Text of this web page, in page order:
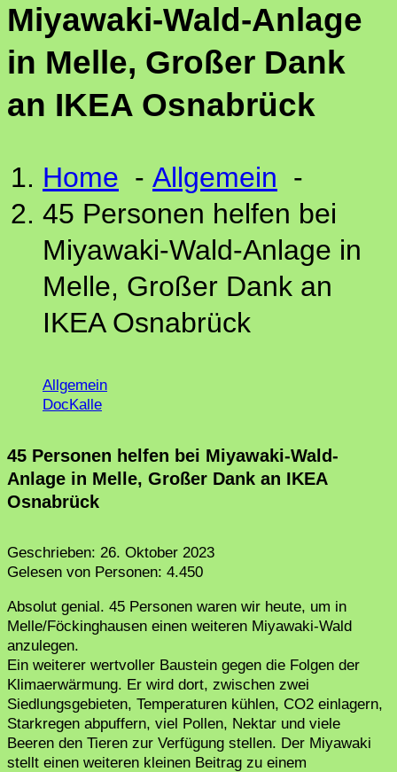
Miyawaki-Wald-Anlage
in Melle, Großer Dank
an IKEA Osnabrück
Home - Allgemein -
45 Personen helfen bei
Miyawaki-Wald-Anlage in
Melle, Großer Dank an
IKEA Osnabrück
Allgemein
DocKalle
45 Personen helfen bei Miyawaki-Wald-
Anlage in Melle, Großer Dank an IKEA
Osnabrück
Geschrieben: 26. Oktober 2023
Gelesen von Personen: 4.450
Absolut genial. 45 Personen waren wir heute, um in
Melle/Föckinghausen einen weiteren Miyawaki-Wald
anzulegen.
Ein weiterer wertvoller Baustein gegen die Folgen der
Klimaerwärmung. Er wird dort, zwischen zwei
Siedlungsgebieten, Temperaturen kühlen, CO2 einlagern,
Starkregen abpuffern, viel Pollen, Nektar und viele
Beeren den Tieren zur Verfügung stellen. Der Miyawaki
stellt einen weiteren kleinen Beitrag zu einem